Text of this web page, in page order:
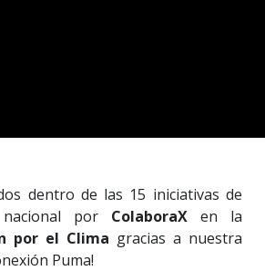
dentro de las 15 iniciativas de
por ColaboraX en la
por el Clima gracias a nuestra
Puma!